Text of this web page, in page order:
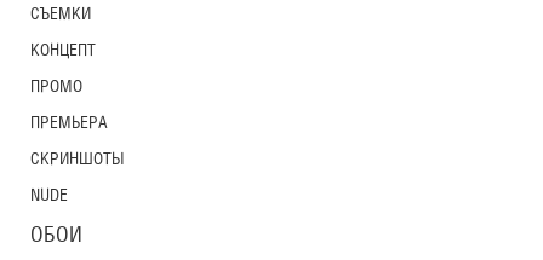
СЪЕМКИ
КОНЦЕПТ
ПРОМО
ПРЕМЬЕРА
СКРИНШОТЫ
NUDE
ОБОИ